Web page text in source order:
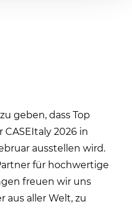
geben, dass Top
2026 in
ausstellen wird.
für hochwertige
freuen wir uns
aus aller Welt, zu